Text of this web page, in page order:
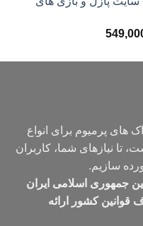
محدوده
تومان399,000
های پرمیوم برای انواع
تا نیازهای شما، کاربران
سازیم.
جمهوری اسلامی ایران
کشور ارائه